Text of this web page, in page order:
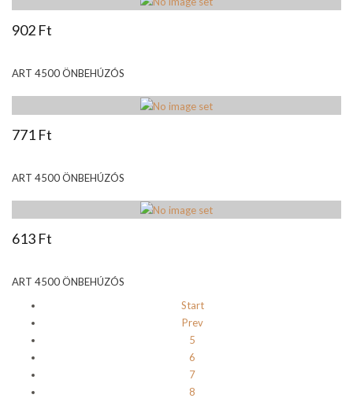
902 Ft
ART 4500 ÖNBEHÚZÓS
771 Ft
ART 4500 ÖNBEHÚZÓS
613 Ft
ART 4500 ÖNBEHÚZÓS
Start
Prev
5
6
7
8